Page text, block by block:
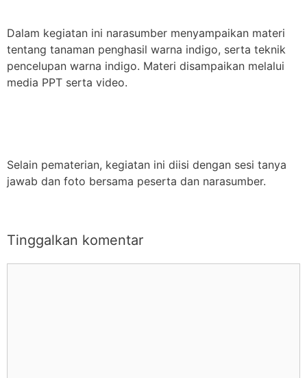
Dalam kegiatan ini narasumber menyampaikan materi
tentang tanaman penghasil warna indigo, serta teknik
pencelupan warna indigo. Materi disampaikan melalui
media PPT serta video.
Selain pematerian, kegiatan ini diisi dengan sesi tanya
jawab dan foto bersama peserta dan narasumber.
Tinggalkan komentar